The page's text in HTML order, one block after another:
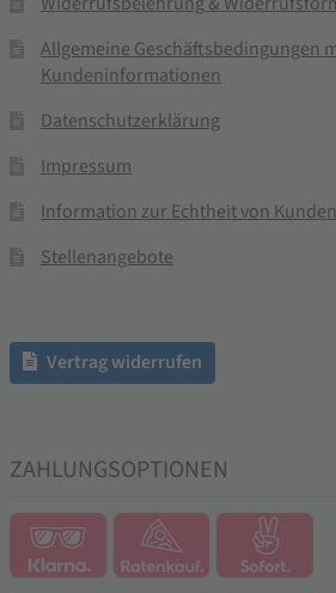
Allgemeine Geschäftsbedingungen
Kundeninformationen
Datenschutzerklärung
Impressum
Information zur Echtheit von
Stellenangebote
Vertrag widerrufen
ZAHLUNGSOPTIONEN